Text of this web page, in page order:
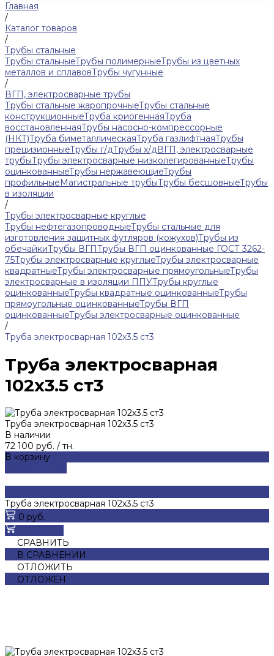
Главная
/
Каталог товаров
/
Трубы стальные
Трубы стальныеТрубы полимерныеТрубы из цветных
металлов и сплавовТрубы чугунные
/
ВГП, электросварные трубы
Трубы стальные жаропрочныеТрубы стальные
конструкционныеТруба криогеннаяТруба
восстановленнаяТрубы насосно-компрессорные
(НКТ)Труба биметаллическаяТруба газлифтнаяТрубы
прецизионныеТрубы г/дТрубы х/дВГП, электросварные
трубыТрубы электросварные низколегированныеТрубы
оцинкованныеТрубы нержавеющиеТрубы
профильныеМагистральные трубыТрубы бесшовныеТрубы
в изоляции
/
Трубы электросварные круглые
Трубы нефтегазопроводныеТрубы стальные для
изготовления защитных футляров (кожухов)Трубы из
обечайкиТрубы ВГПТрубы ВГП оцинкованные ГОСТ 3262-
75Трубы электросварные круглыеТрубы электросварные
квадратныеТрубы электросварные прямоугольныеТрубы
электросварные в изоляции ППУТрубы круглые
оцинкованныеТрубы квадратные оцинкованныеТрубы
прямоугольные оцинкованныеТрубы ВГП
оцинкованныеТрубы электросварные оцинкованные
/
Труба электросварная 102х3.5 ст3
Труба электросварная
102х3.5 ст3
Труба электросварная 102х3.5 ст3
В наличии
72 100 руб. / тн.
В корзину
Труба электросварная 102х3.5 ст3
0 руб.
СРАВНИТЬ
В СРАВНЕНИИ
ОТЛОЖИТЬ
ОТЛОЖЕН